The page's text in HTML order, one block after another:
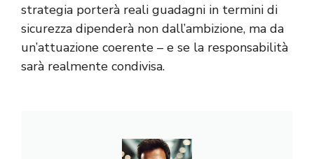
strategia porterà reali guadagni in termini di
sicurezza dipenderà non dall’ambizione, ma da
un’attuazione coerente – e se la responsabilità
sarà realmente condivisa.